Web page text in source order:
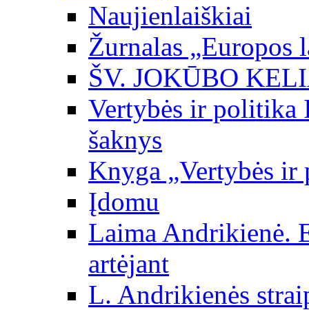
Naujienlaiškiai
Žurnalas „Europos
ŠV. JOKŪBO
Vertybės ir politika
šaknys
Knyga „Vertybės
Įdomu
Laima Andrikienė.
artėjant
L. Andrikienės